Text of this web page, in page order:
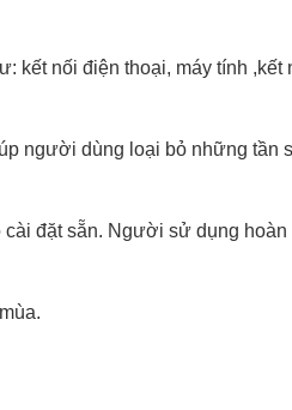
kết nối điện thoại, máy tính ,kết
người dùng loại bỏ những tần
đặt sẵn. Người sử dụng hoàn